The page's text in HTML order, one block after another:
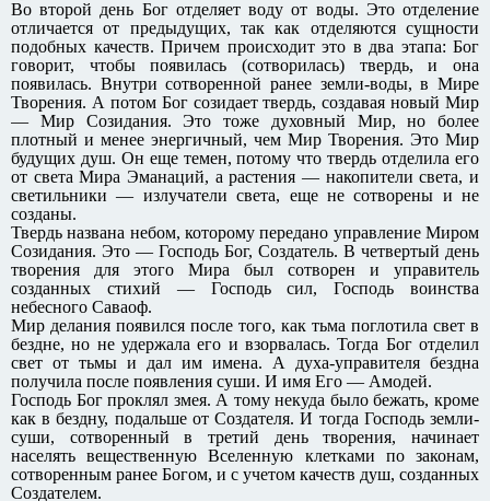
Во второй день Бог отделяет воду от воды. Это отделение
отличается от предыдущих, так как отделяются сущности
подобных качеств. Причем происходит это в два этапа: Бог
говорит, чтобы появилась (сотворилась) твердь, и она
появилась. Внутри сотворенной ранее земли-воды, в Мире
Творения. А потом Бог созидает твердь, создавая новый Мир
— Мир Созидания. Это тоже духовный Мир, но более
плотный и менее энергичный, чем Мир Творения. Это Мир
будущих душ. Он еще темен, потому что твердь отделила его
от света Мира Эманаций, а растения — накопители света, и
светильники — излучатели света, еще не сотворены и не
созданы.
Твердь названа небом, которому передано управление Миром
Созидания. Это — Господь Бог, Создатель. В четвертый день
творения для этого Мира был сотворен и управитель
созданных стихий — Господь сил, Господь воинства
небесного Саваоф.
Мир делания появился после того, как тьма поглотила свет в
бездне, но не удержала его и взорвалась. Тогда Бог отделил
свет от тьмы и дал им имена. А духа-управителя бездна
получила после появления суши. И имя Его — Амодей.
Господь Бог проклял змея. А тому некуда было бежать, кроме
как в бездну, подальше от Создателя. И тогда Господь земли-
суши, сотворенный в третий день творения, начинает
населять вещественную Вселенную клетками по законам,
сотворенным ранее Богом, и с учетом качеств душ, созданных
Создателем.